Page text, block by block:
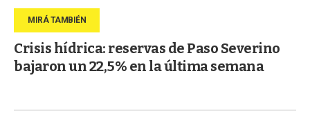
Crisis hídrica: reservas de Paso Severino
bajaron un 22,5% en la última semana